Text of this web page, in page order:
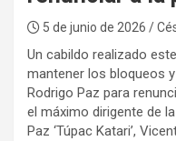
5 de junio de 2026 /
Un cabildo realizado
mantener los bloqueos
Rodrigo Paz para
el máximo dirigente de
Paz ‘Túpac Katari’,